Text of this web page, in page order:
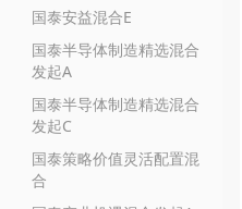
国泰安益混合E
国泰半导体制造精选混合
发起A
国泰半导体制造精选混合
发起C
国泰策略价值灵活配置混
合